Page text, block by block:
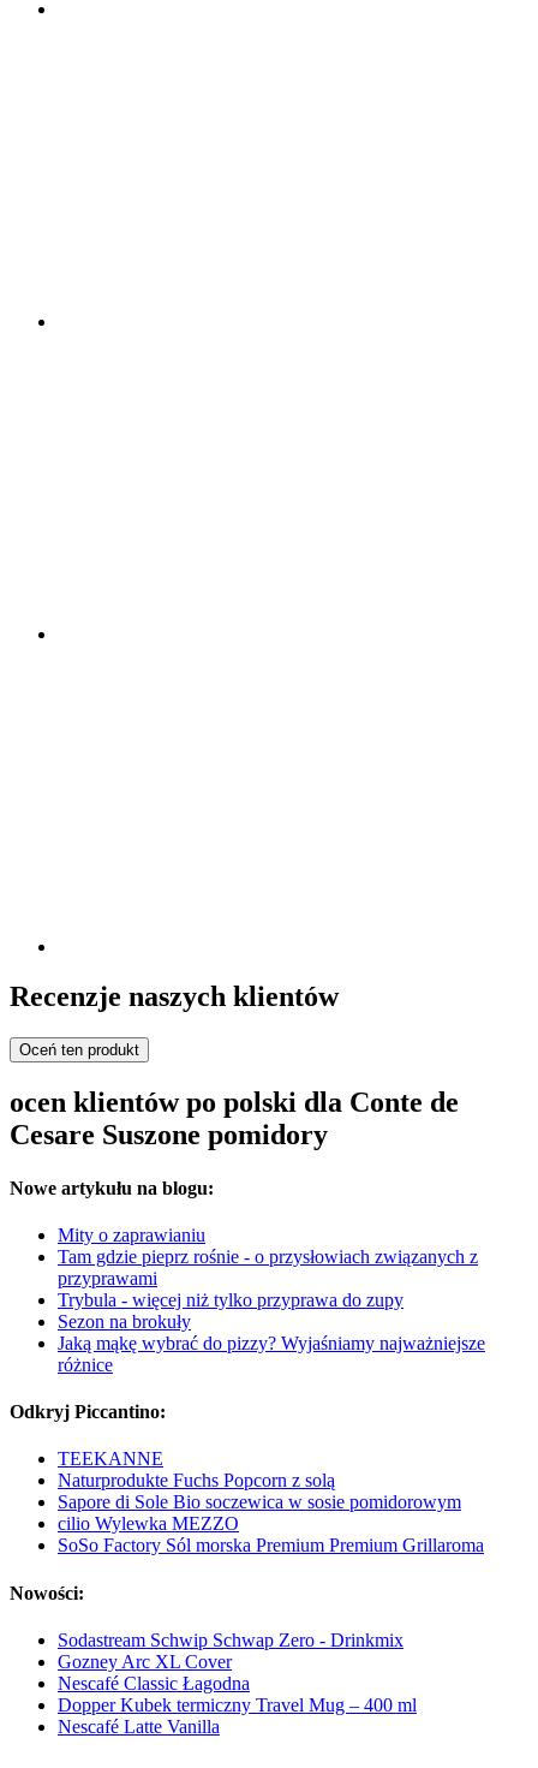
Recenzje naszych klientów
Oceń ten produkt
ocen klientów po polski dla Conte de
Cesare Suszone pomidory
Nowe artykułu na blogu:
Mity o zaprawianiu
Tam gdzie pieprz rośnie - o przysłowiach związanych z
przyprawami
Trybula - więcej niż tylko przyprawa do zupy
Sezon na brokuły
Jaką mąkę wybrać do pizzy? Wyjaśniamy najważniejsze
różnice
Odkryj Piccantino:
TEEKANNE
Naturprodukte Fuchs Popcorn z solą
Sapore di Sole Bio soczewica w sosie pomidorowym
cilio Wylewka MEZZO
SoSo Factory Sól morska Premium Premium Grillaroma
Nowości:
Sodastream Schwip Schwap Zero - Drinkmix
Gozney Arc XL Cover
Nescafé Classic Łagodna
Dopper Kubek termiczny Travel Mug – 400 ml
Nescafé Latte Vanilla